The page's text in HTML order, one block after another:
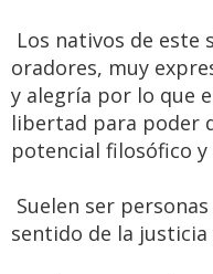
Los nativos de este
oradores, muy
y alegría por lo que
libertad para poder
potencial filosófico
Suelen ser
sentido de la